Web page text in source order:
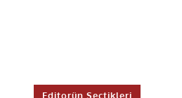
Editorün Seçtikleri